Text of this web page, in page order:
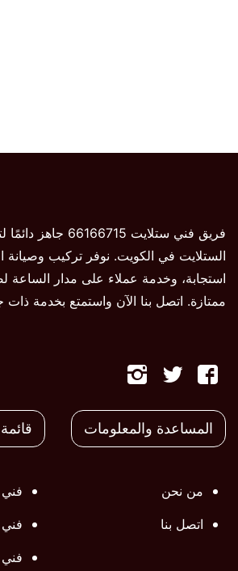
فريق فني ستلايت
الستلايت في الكويت. نوفر تركيب وصيانة
استجابة، وخدمة عملاء على مدار الساعة
ممتازة. اتصل بنا الآن واستمتع بخدمة ذات
تابعنا
على
تابعنا
علىعلى
المساعدة والمعلومات
من نحن
اتصل بنا
فني